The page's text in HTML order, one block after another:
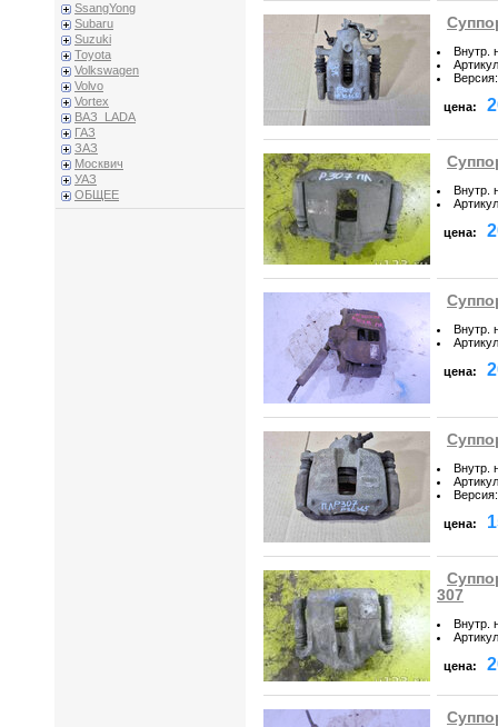
SsangYong
Subaru
Suzuki
Toyota
Volkswagen
Volvo
Vortex
ВАЗ_LADA
ГАЗ
ЗАЗ
Москвич
УАЗ
ОБЩЕЕ
Внутр.
Артикул
Версия:
цена:
Внутр.
Артикул
цена:
Внутр.
Артикул
цена:
Внутр.
Артикул
Версия:
цена:
307
Внутр.
Артикул
цена: